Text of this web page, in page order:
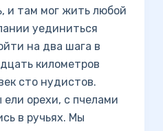
и там мог жить любой
уединиться
на два шага в
километров
сто нудистов.
орехи, с пчелами
в ручьях. Мы